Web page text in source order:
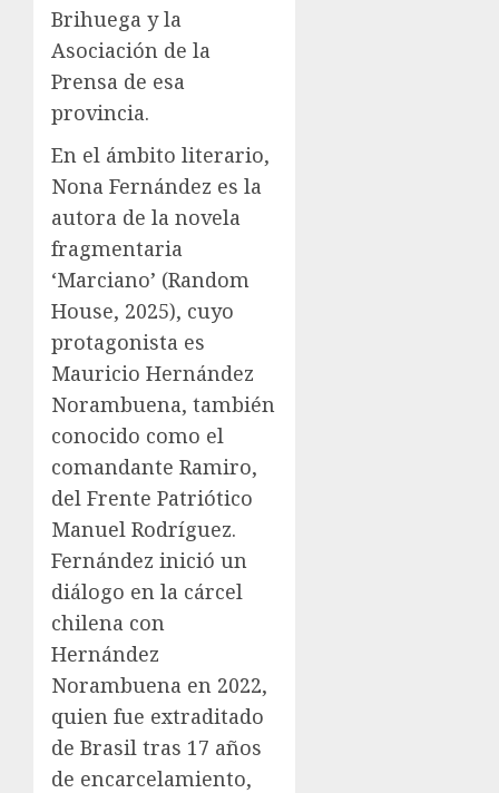
Brihuega y la
Asociación de la
Prensa de esa
provincia.
En el ámbito literario,
Nona Fernández es la
autora de la novela
fragmentaria
‘Marciano’ (Random
House, 2025), cuyo
protagonista es
Mauricio Hernández
Norambuena, también
conocido como el
comandante Ramiro,
del Frente Patriótico
Manuel Rodríguez.
Fernández inició un
diálogo en la cárcel
chilena con
Hernández
Norambuena en 2022,
quien fue extraditado
de Brasil tras 17 años
de encarcelamiento,